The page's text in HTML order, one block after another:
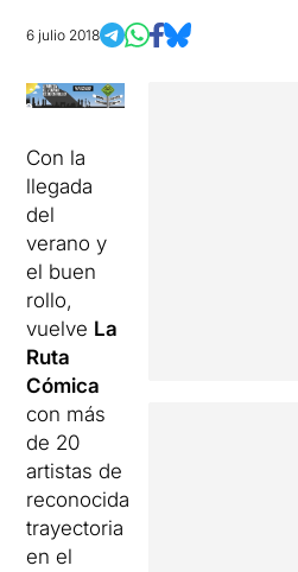
6 julio 2018
Con la
llegada
del
verano y
el buen
rollo,
vuelve La
Ruta
Cómica
con más
de 20
artistas de
reconocida
trayectoria
en el